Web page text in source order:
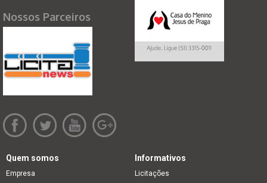
Nossos Parceiros
Quem somos
Empresa
Informativos
Licitações